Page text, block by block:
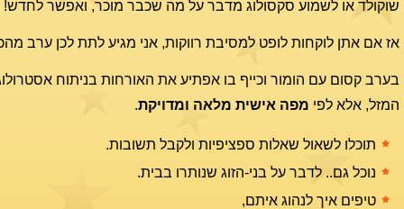
שוקולד או לשמוע סקסולוג מדבר על מה שכבר מוכר, ואפשר לחדש!
אז אם אתן לוקחות לופט למסיבת רווקות, אני מגיע לתת לכן ערב
בערב קסום עם הומור וכייף בו אפתיע את האורחות בניתוח
המזל, אלא לפי מפה אישית מלאה ומדויקת.
תוכלו לשאול שאלות ספציפיות ולקבל תשובות.
נוכל גם.. לדבר על בני-הזוג שנותרו בבית.
טיפים איך לנהוג איתם,